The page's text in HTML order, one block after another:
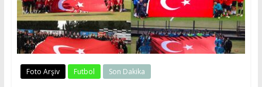
Foto Arşiv Futbol Son Dakika